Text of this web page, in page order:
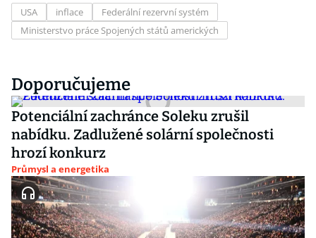
USA inflace
Federální rezervní systém
Ministerstvo práce Spojených států amerických
Doporučujeme
Potenciální zachránce Soleku zrušil
nabídku. Zadlužené solární společnosti
hrozí konkurz
Průmysl a energetika